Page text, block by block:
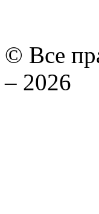
© Все
– 2026